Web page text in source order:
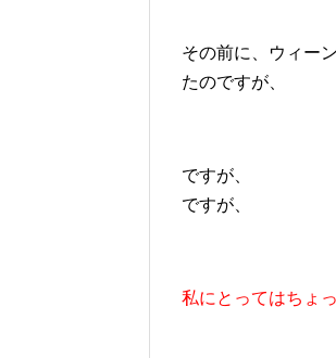
その前に、ウィー
たのですが、
ですが、
ですが、
私にとってはちょ